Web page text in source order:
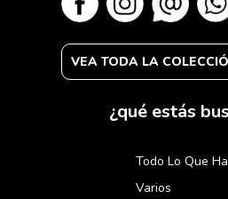
VEA TODA LA
¿qué estás
Todo Lo Que
Varios